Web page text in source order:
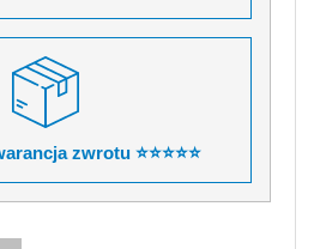
zwrotu ⭐⭐⭐⭐⭐